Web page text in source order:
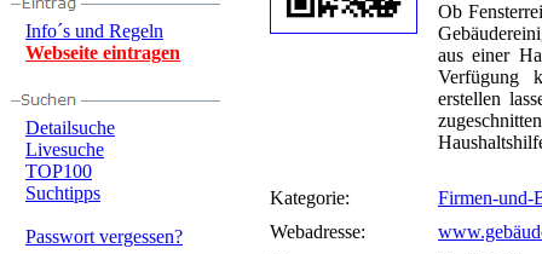
Info´s und Regeln
Webseite eintragen
Detailsuche
Livesuche
TOP100
Suchtipps
Passwort vergessen?
Ob
aus einer
Verfügung
erstellen
Kategorie:
Firmen-und-
Webadresse: